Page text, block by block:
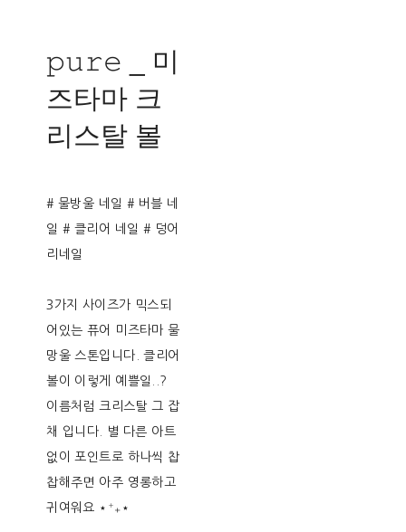
𝚙𝚞𝚛𝚎 _ 미
즈타마 크
리스탈 볼
# 물방울 네일 # 버블 네
일 # 클리어 네일 # 덩어
리네일
3가지 사이즈가 믹스되
어있는 퓨어 미즈타마 물
망울 스톤입니다. 클리어
볼이 이렇게 예쁠일..?
이름처럼 크리스탈 그 잡
채 입니다. 별 다른 아트
없이 포인트로 하나씩 찹
찹해주면 아주 영롱하고
귀여워요 ⋆⁺₊⋆